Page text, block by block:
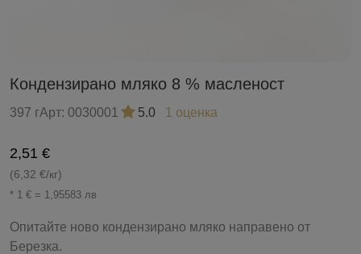
Кондензирано мляко 8 % масленост
397 гАрт: 0030001 5.0 1 оценка
2,51 €
(6,32 €/кг)
* 1 € = 1,95583 лв
Опитайте ново кондензирано мляко направено от
Березка.